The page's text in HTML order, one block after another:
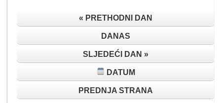
« PRETHODNI DAN
DANAS
SLJEDEĆI DAN »
DATUM
PREDNJA STRANA